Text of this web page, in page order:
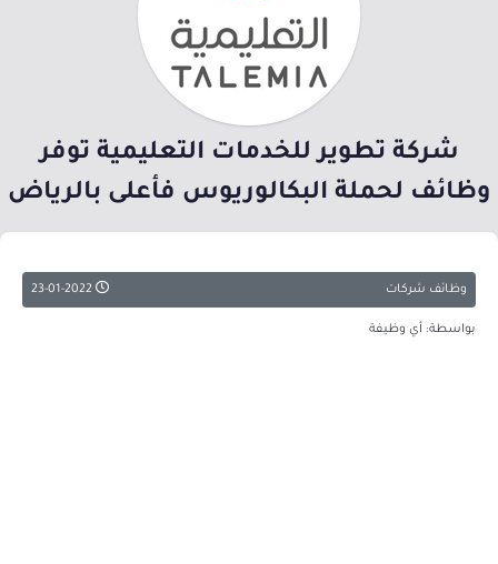
شركة تطوير للخدمات التعليمية توفر
وظائف لحملة البكالوريوس فأعلى بالرياض
وظائف شركات
بواسطة: أي وظيفة